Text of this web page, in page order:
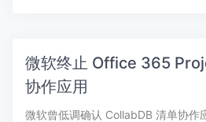
微软终止 Office 365
协作应用
微软曾低调确认 CollabDB 清单协